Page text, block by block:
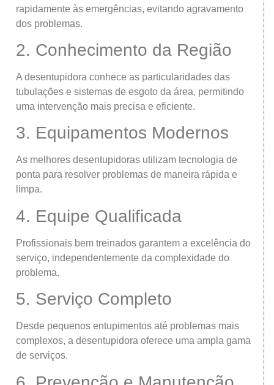
rapidamente às emergências, evitando agravamento
dos problemas.
2. Conhecimento da Região
A desentupidora conhece as particularidades das
tubulações e sistemas de esgoto da área, permitindo
uma intervenção mais precisa e eficiente.
3. Equipamentos Modernos
As melhores desentupidoras utilizam tecnologia de
ponta para resolver problemas de maneira rápida e
limpa.
4. Equipe Qualificada
Profissionais bem treinados garantem a excelência do
serviço, independentemente da complexidade do
problema.
5. Serviço Completo
Desde pequenos entupimentos até problemas mais
complexos, a desentupidora oferece uma ampla gama
de serviços.